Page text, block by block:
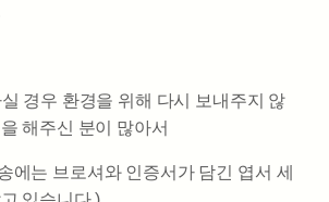
경우 환경을 위해 다시 보내주지 않
해주신 분이 많아서
에는 브로셔와 인증서가 담긴 엽서 세